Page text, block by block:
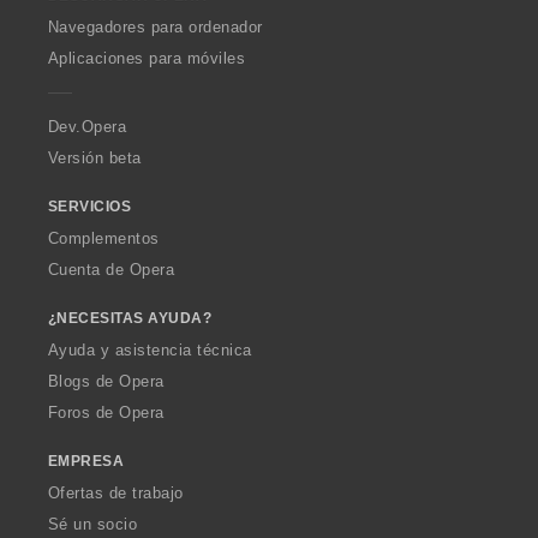
O
p
a
Navegadores para ordenador
Aplicaciones para móviles
Dev.Opera
Versión beta
SERVICIOS
Complementos
Cuenta de Opera
¿NECESITAS AYUDA?
Ayuda y asistencia técnica
Blogs de Opera
Foros de Opera
EMPRESA
Ofertas de trabajo
Sé un socio